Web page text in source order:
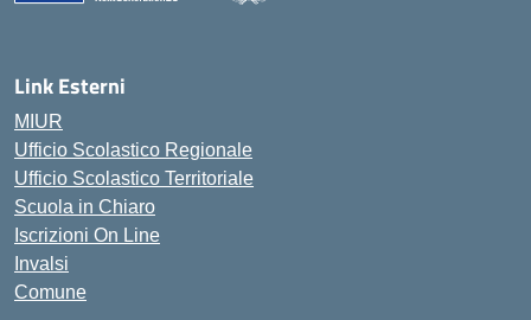
Link Esterni
MIUR
Ufficio Scolastico Regionale
Ufficio Scolastico Territoriale
Scuola in Chiaro
Iscrizioni On Line
Invalsi
Comune